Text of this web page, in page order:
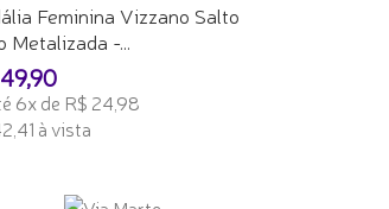
Feminina Vizzano Salto
Metalizada -...
6x de R$ 24,98
à vista